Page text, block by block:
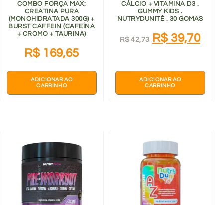
COMBO FORÇA MAX:
CREATINA PURA
(MONOHIDRATADA 300G) +
BURST CAFFEIN (CAFEÍNA
+ CROMO + TAURINA)
R$169,65
ADICIONAR AO
CARRINHO
CÁLCIO + VITAMINA D3 .
GUMMY KIDS .
NUTRYDUNITÊ . 30 GOMAS
R$42,73 R$39,70
ADICIONAR AO
CARRINHO